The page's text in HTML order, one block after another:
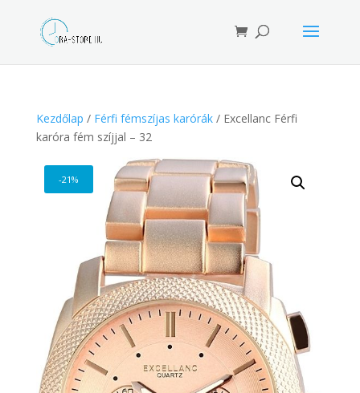
search
Kezdőlap / Férfi fémszíjas karórák/ Excellanc Férfi
karóra fém szíjjal – 32
-21%